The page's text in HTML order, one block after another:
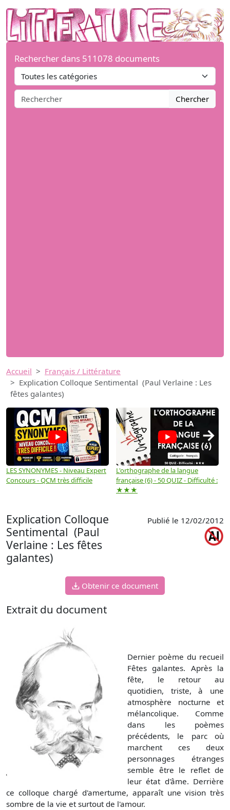
Rechercher dans 511078 documents
Chercher
Accueil
Français / Littérature
Explication Colloque Sentimental (Paul Verlaine : Les
fêtes galantes)
LES SYNONYMES - Niveau Expert
Concours - QCM très difficile
L'orthographe de la langue
française (6) - 50 QUIZ - Difficulté :
★★★
→
Explication Colloque
Sentimental (Paul
Verlaine : Les fêtes
galantes)
Publié le 12/02/2012
Obtenir ce document
Extrait du document
Dernier poème du recueil
Fêtes galantes. Après la
fête, le retour au
quotidien, triste, à une
atmosphère nocturne et
mélancolique. Comme
dans les poèmes
précédents, le parc où
marchent ces deux
personnages étranges
semble être le reflet de
leur état d'âme. Derrière
ce colloque chargé d'amertume, apparaît une vision très
sombre de la vie et surtout de l'amour.